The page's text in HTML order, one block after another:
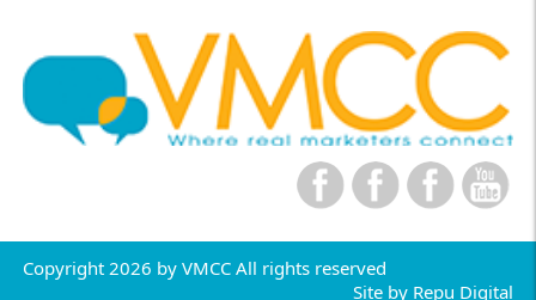
Copyright 2026 by VMCC All rights reserved
Site by Repu Digital